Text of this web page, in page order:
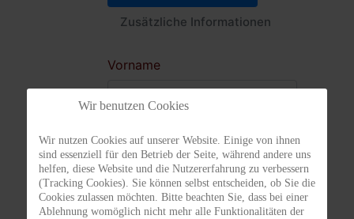
Zusätzliche Informationen
Vorname
Nachname
Benutzername
Wir benutzen Cookies
Wir nutzen Cookies auf unserer Website. Einige von ihnen
sind essenziell für den Betrieb der Seite, während andere uns
helfen, diese Website und die Nutzererfahrung zu verbessern
(Tracking Cookies). Sie können selbst entscheiden, ob Sie die
Cookies zulassen möchten. Bitte beachten Sie, dass bei einer
Ablehnung womöglich nicht mehr alle Funktionalitäten der